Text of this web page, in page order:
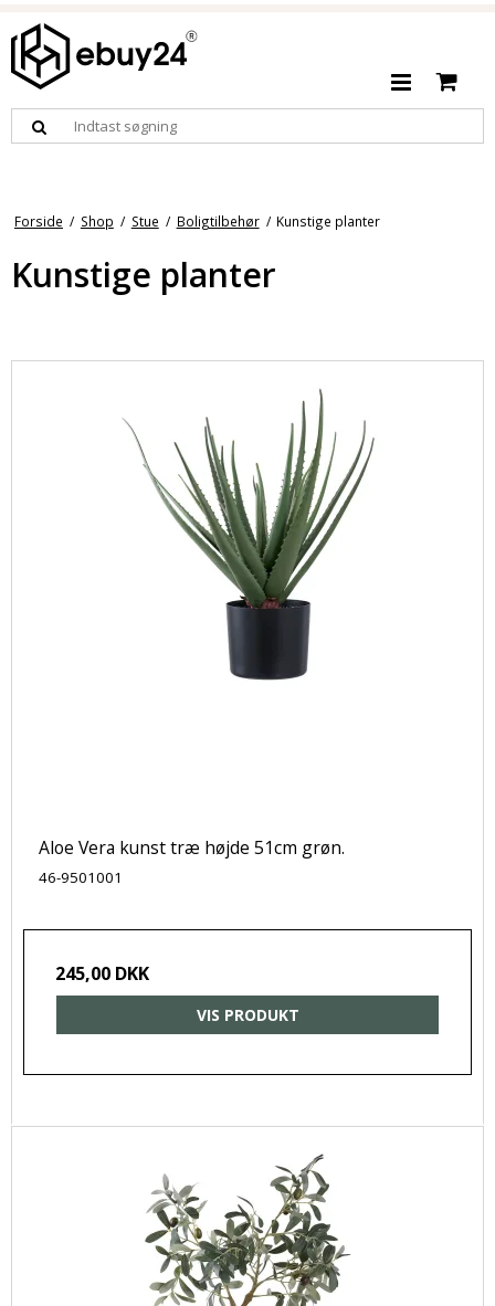
Forside / Shop / Stue / Boligtilbehør / Kunstige planter
Kunstige planter
Aloe Vera kunst træ højde 51cm grøn.
46-9501001
245,00 DKK
VIS PRODUKT